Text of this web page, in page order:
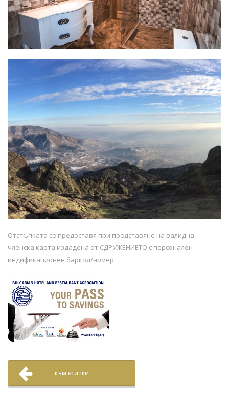
Отстъпката се предоставя при представяне на валидна
членска карта издадена от СДРУЖЕНИЕТО с персонален
индификационен баркод/номер
към всички